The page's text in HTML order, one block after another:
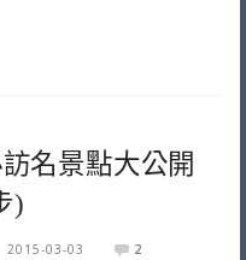
名景點大公開
)
2015-03-03 2